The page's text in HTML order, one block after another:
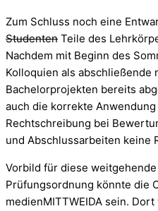
Zum Schluss noch eine
Studenten Teile des
Nachdem mit Beginn des
Kolloquien als abschließende
Bachelorprojekten bereits
auch die korrekte
Rechtschreibung bei
und Abschlussarbeiten keine
Vorbild für diese
Prüfungsordnung könnte die
medienMITTWEIDA sein.